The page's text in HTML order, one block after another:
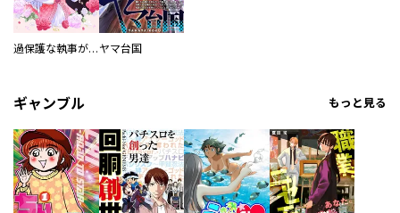
過保護な執事が私の婚活を邪魔してきます！ ヤマ台国
ギャンブル もっと見る